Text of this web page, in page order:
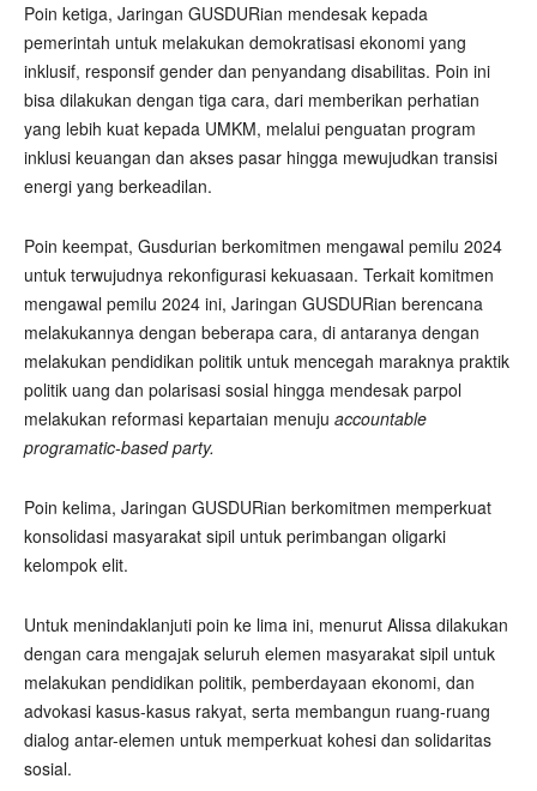
Poin ketiga, Jaringan GUSDURian mendesak kepada
pemerintah untuk melakukan demokratisasi ekonomi yang
inklusif, responsif gender dan penyandang disabilitas. Poin ini
bisa dilakukan dengan tiga cara, dari memberikan perhatian
yang lebih kuat kepada UMKM, melalui penguatan program
inklusi keuangan dan akses pasar hingga mewujudkan transisi
energi yang berkeadilan.
Poin keempat, Gusdurian berkomitmen mengawal pemilu 2024
untuk terwujudnya rekonfigurasi kekuasaan. Terkait komitmen
mengawal pemilu 2024 ini, Jaringan GUSDURian berencana
melakukannya dengan beberapa cara, di antaranya dengan
melakukan pendidikan politik untuk mencegah maraknya praktik
politik uang dan polarisasi sosial hingga mendesak parpol
melakukan reformasi kepartaian menuju accountable
programatic-based party.
Poin kelima, Jaringan GUSDURian berkomitmen memperkuat
konsolidasi masyarakat sipil untuk perimbangan oligarki
kelompok elit.
Untuk menindaklanjuti poin ke lima ini, menurut Alissa dilakukan
dengan cara mengajak seluruh elemen masyarakat sipil untuk
melakukan pendidikan politik, pemberdayaan ekonomi, dan
advokasi kasus-kasus rakyat, serta membangun ruang-ruang
dialog antar-elemen untuk memperkuat kohesi dan solidaritas
sosial.